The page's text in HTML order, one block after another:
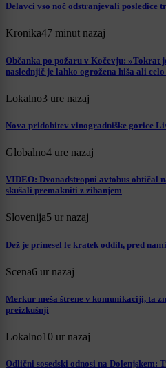
Delavci vso noč odstranjevali posledice
Kronika47 minut nazaj
Občanka po požaru v Kočevju: »Tokrat
naslednjič je lahko ogrožena hiša ali
Lokalno3 ure nazaj
Nova pridobitev vinogradniške gorice
Globalno4 ure nazaj
VIDEO: Dvonadstropni avtobus obtičal
skušali premakniti z zibanjem
Slovenija5 ur nazaj
Dež je prinesel le kratek oddih, pred
Scena6 ur nazaj
Merkur meša štrene v komunikaciji, ta
preizkušnji
Lokalno10 ur nazaj
Odlični sosedski odnosi na Dolenjskem: